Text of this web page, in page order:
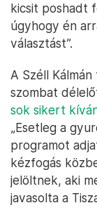
kicsit poshadt
úgyhogy én
választást”.
A Széll
szombat
sok sikert
„Esetleg a
programot
kézfogás
jelöltnek, aki
javasolta a